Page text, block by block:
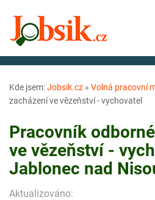
Kde jsem:Jobsik.cz » Volná pracovní
zacházení ve vězeňství - vychovatel
Pracovník
ve vězeňství -
Jablonec nad
Aktualizováno: